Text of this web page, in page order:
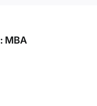
MBA